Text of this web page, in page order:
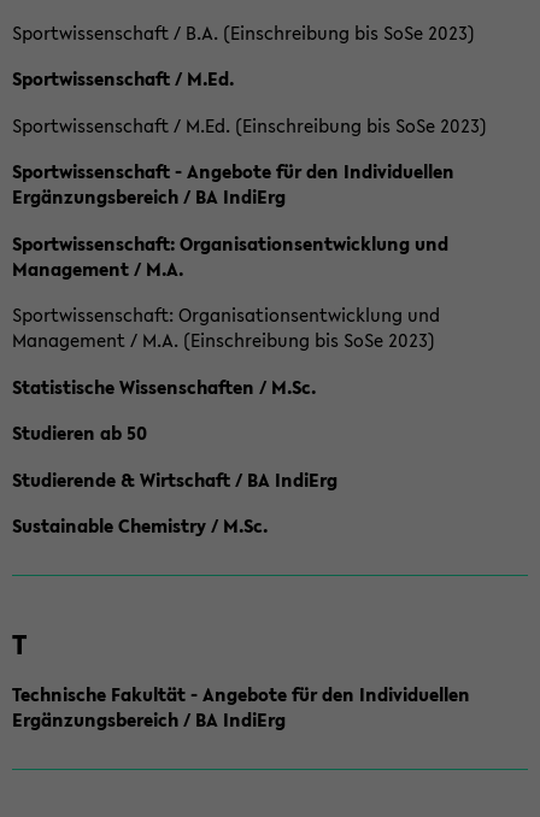
Sportwissenschaft / B.A. (Einschreibung bis SoSe 2023)
Sportwissenschaft / M.Ed.
Sportwissenschaft / M.Ed. (Einschreibung bis SoSe 2023)
Sportwissenschaft - Angebote für den Individuellen
Ergänzungsbereich / BA IndiErg
Sportwissenschaft: Organisationsentwicklung und
Management / M.A.
Sportwissenschaft: Organisationsentwicklung und
Management / M.A. (Einschreibung bis SoSe 2023)
Statistische Wissenschaften / M.Sc.
Studieren ab 50
Studierende & Wirtschaft / BA IndiErg
Sustainable Chemistry / M.Sc.
T
Technische Fakultät - Angebote für den Individuellen
Ergänzungsbereich / BA IndiErg